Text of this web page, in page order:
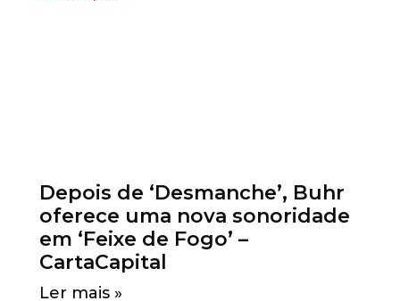
Depois de ‘Desmanche’, Buhr
oferece uma nova sonoridade
em ‘Feixe de Fogo’ –
CartaCapital
Ler mais »